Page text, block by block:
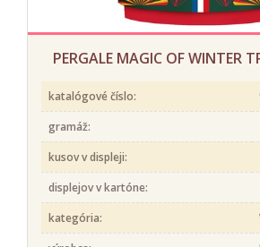
PERGALE MAGIC OF WINTER
katalógové číslo:
gramáž:
kusov v displeji:
displejov v kartóne:
kategória: